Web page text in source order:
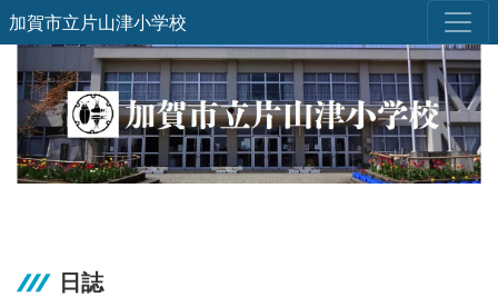
加賀市立片山津小学校
日誌